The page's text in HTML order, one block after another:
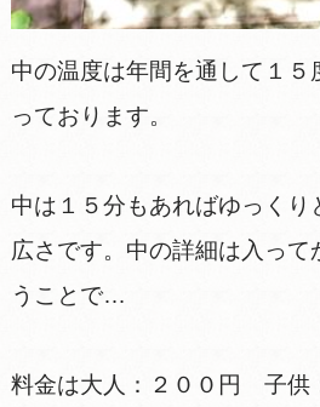
中の温度は年間を通して１５
っております。
中は１５分もあればゆっくり
広さです。中の詳細は入って
うことで…
料金は大人：２００円 子供